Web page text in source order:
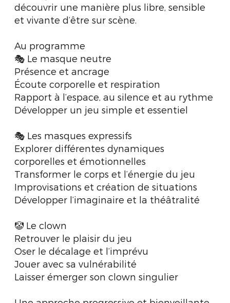
découvrir une manière plus libre, sensible
et vivante d’être sur scène.
Au programme
🎭 Le masque neutre
Présence et ancrage
Écoute corporelle et respiration
Rapport à l’espace, au silence et au rythme
Développer un jeu simple et essentiel
🎭 Les masques expressifs
Explorer différentes dynamiques
corporelles et émotionnelles
Transformer le corps et l’énergie du jeu
Improvisations et création de situations
Développer l’imaginaire et la théâtralité
🤡 Le clown
Retrouver le plaisir du jeu
Oser le décalage et l’imprévu
Jouer avec sa vulnérabilité
Laisser émerger son clown singulier